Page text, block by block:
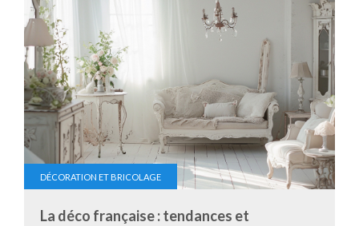
DÉCORATION ET BRICOLAGE
La déco française : tendances et